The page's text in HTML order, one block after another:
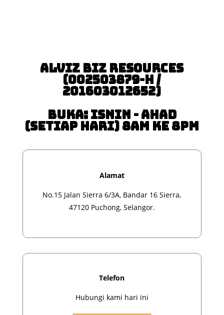
Alviz Biz Resources
(002503879-H /
201603012652)
Buka: Isnin - Ahad
(Setiap Hari) 8am ke 8pm
Alamat
No.15 Jalan Sierra 6/3A, Bandar 16 Sierra,
47120 Puchong, Selangor.
Telefon
Hubungi kami hari ini